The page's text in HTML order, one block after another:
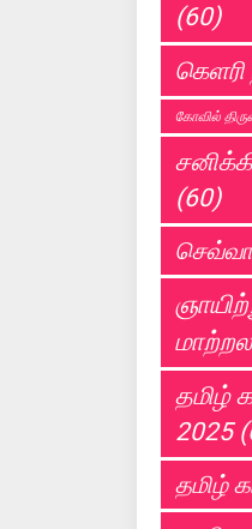
(60)
கோவில்
(60)
தமிழ்
2025
தமிழ்